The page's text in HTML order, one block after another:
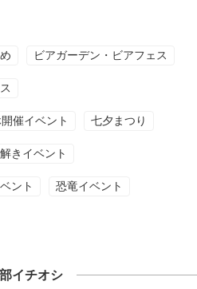
ビアガーデン・ビアフェス
催イベント 七夕まつり
きイベント
ント 恐竜イベント
イチオシ